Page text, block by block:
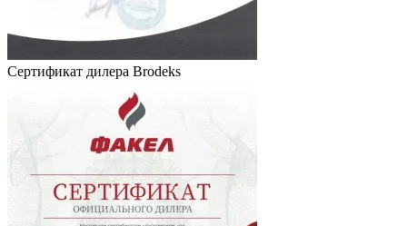
Сертификат дилера Brodeks